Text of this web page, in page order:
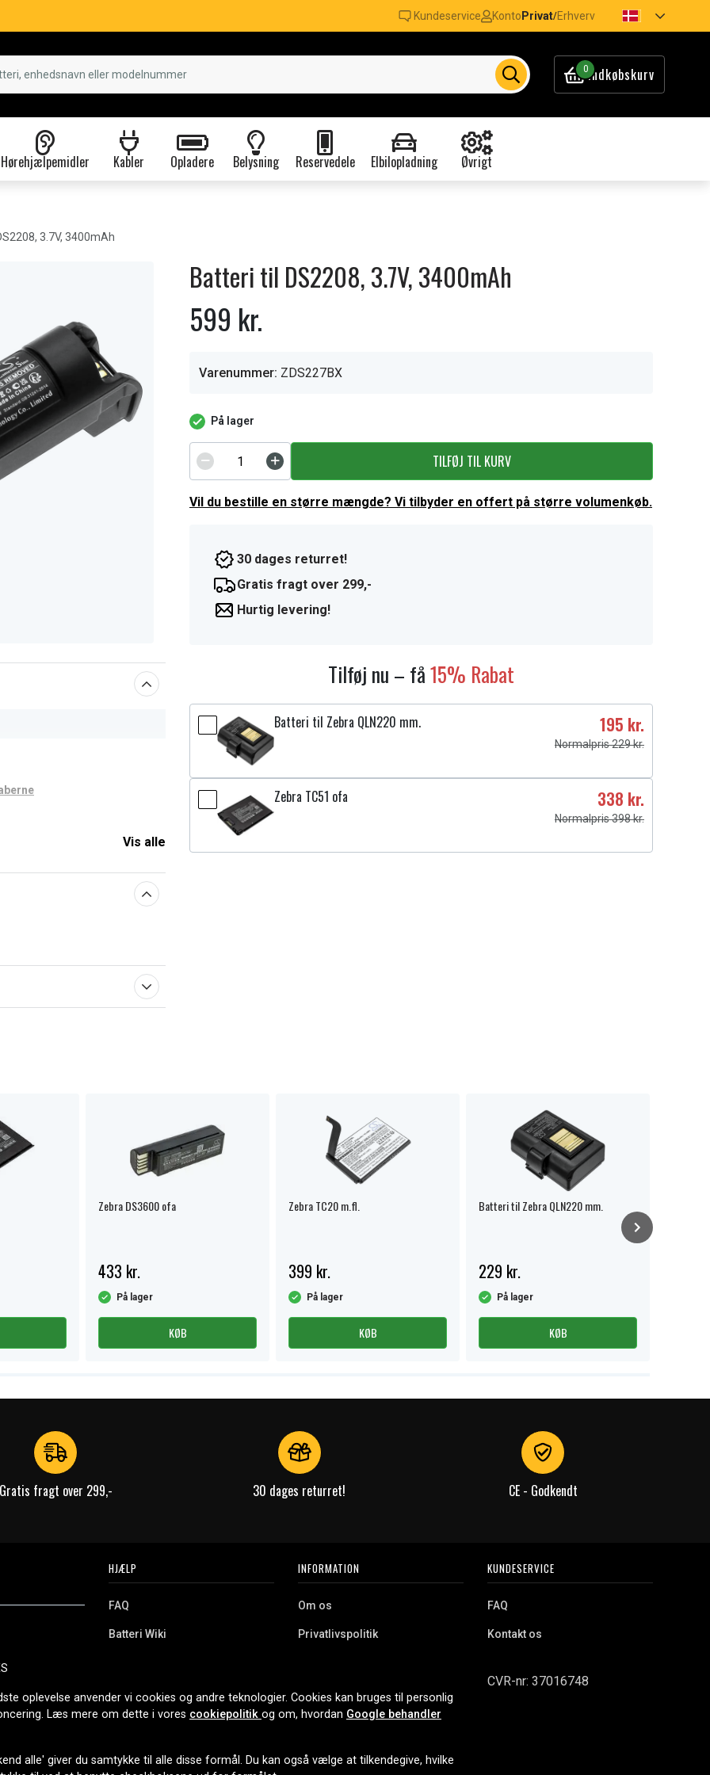
Kundeservice Konto Privat/Erhverv
0Indkøbskurv
Hørehjælpemidler Kabler Opladere Belysning Reservedele Elbilopladning Øvrigt
3.7V, 3400mAh
Vis alle
Batteri til DS2208, 3.7V, 3400mAh
599 kr.
Varenummer: ZDS227BX
På lager
TILFØJ TIL KURV
Vil du bestille en større mængde? Vi tilbyder en offert på større volumenkøb.
30 dages returret!
Gratis fragt over 299,-
Hurtig levering!
Tilføj nu – få15% Rabat
Batteri til Zebra QLN220 mm. 195 kr.
Normalpris 229 kr.
Zebra TC51 ofa 338 kr.
Normalpris 398 kr.
Zebra DS3600 ofa
433 kr.
På lager
KØB
Zebra TC20 m.fl.
399 kr.
På lager
KØB
Batteri til Zebra QLN220 mm.
229 kr.
På lager
KØB
Gratis fragt over 299,- 30 dages returret! CE - Godkendt
Vi tilbyder et
og meget
siden
HJÆLP
FAQ
Batteri Wiki
Erhvervskunde
INFORMATION
Om os
Privatlivspolitik
Cookies
KUNDESERVICE
FAQ
Kontakt os
CVR-nr: 37016748
LEVERINGSMULIGHEDER
oplevelse anvender vi cookies og andre teknologier. Cookies kan bruges til personlig
Læs mere om dette i vores cookiepolitik og om, hvordan Google behandler
alle' giver du samtykke til alle disse formål. Du kan også vælge at tilkendegive, hvilke